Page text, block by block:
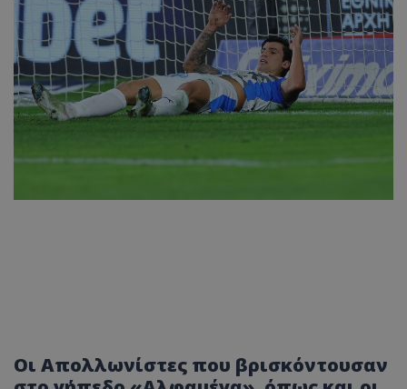
Οι Απολλωνίστες που βρισκόντουσαν